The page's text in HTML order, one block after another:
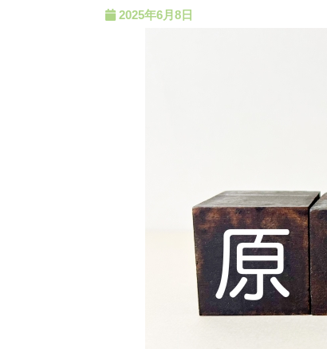
2025年6月8日